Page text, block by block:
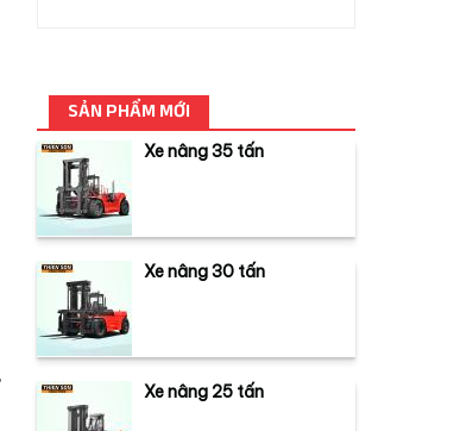
SẢN PHẨM MỚI
Xe nâng 35 tấn
Xe nâng 30 tấn
Xe nâng 25 tấn